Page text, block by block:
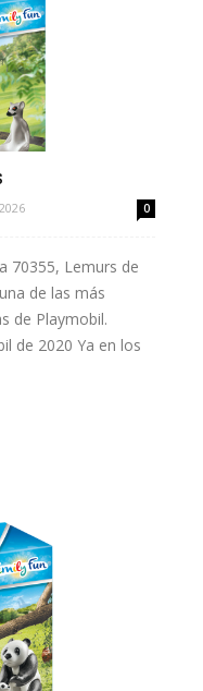
0
70355, Lemurs de
de las más
de Playmobil.
de 2020 Ya en los